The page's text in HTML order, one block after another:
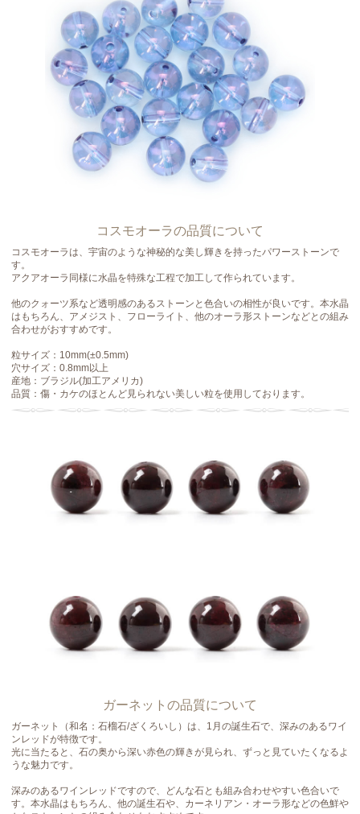
コスモオーラの品質について
コスモオーラは、宇宙のような神秘的な美し輝きを持ったパワーストーンで
す。
アクアオーラ同様に水晶を特殊な工程で加工して作られています。
他のクォーツ系など透明感のあるストーンと色合いの相性が良いです。本水晶
はもちろん、アメジスト、フローライト、他のオーラ形ストーンなどとの組み
合わせがおすすめです。
粒サイズ：10mm(±0.5mm)
穴サイズ：0.8mm以上
産地：ブラジル(加工アメリカ)
品質：傷・カケのほとんど見られない美しい粒を使用しております。
ガーネットの品質について
ガーネット（和名：石榴石/ざくろいし）は、1月の誕生石で、深みのあるワイ
ンレッドが特徴です。
光に当たると、石の奥から深い赤色の輝きが見られ、ずっと見ていたくなるよ
うな魅力です。
深みのあるワインレッドですので、どんな石とも組み合わせやすい色合いで
す。本水晶はもちろん、他の誕生石や、カーネリアン・オーラ形などの色鮮や